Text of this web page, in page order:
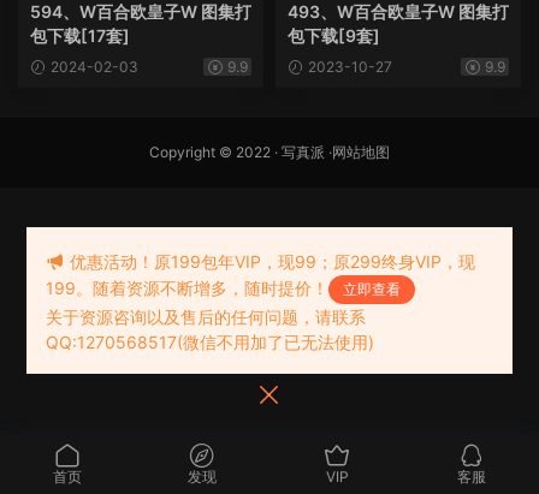
594、W百合欧皇子W 图集打
包下载[17套]
2024-02-03 9.9
493、W百合欧皇子W 图集打
包下载[9套]
2023-10-27 9.9
Copyright © 2022 · 写真派 ·网站地图
首页 发现 VIP 客服
优惠活动！原199包年VIP，现99；原299终身VIP，现
199。随着资源不断增多，随时提价！
立即查看
关于资源咨询以及售后的任何问题，请联系
QQ:1270568517(微信不用加了已无法使用)